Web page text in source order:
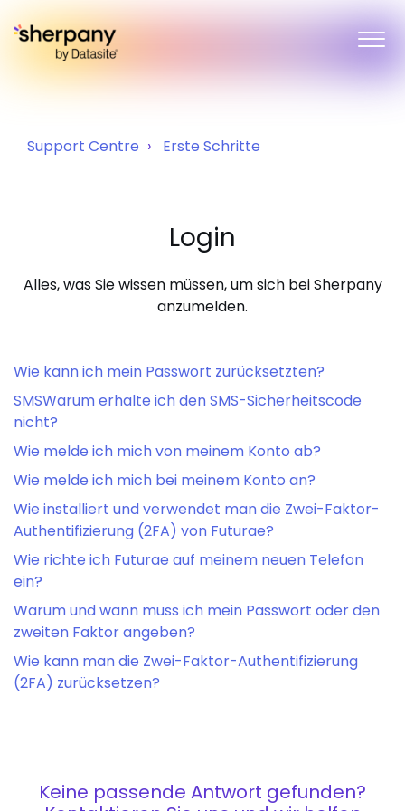
Support Centre Erste Schritte
Login
Alles, was Sie wissen müssen, um sich bei Sherpany
anzumelden.
Wie kann ich mein Passwort zurücksetzten?
SMSWarum erhalte ich den SMS-Sicherheitscode
nicht?
Wie melde ich mich von meinem Konto ab?
Wie melde ich mich bei meinem Konto an?
Wie installiert und verwendet man die Zwei-Faktor-
Authentifizierung (2FA) von Futurae?
Wie richte ich Futurae auf meinem neuen Telefon
ein?
Warum und wann muss ich mein Passwort oder den
zweiten Faktor angeben?
Wie kann man die Zwei-Faktor-Authentifizierung
(2FA) zurücksetzen?
Keine passende Antwort gefunden?